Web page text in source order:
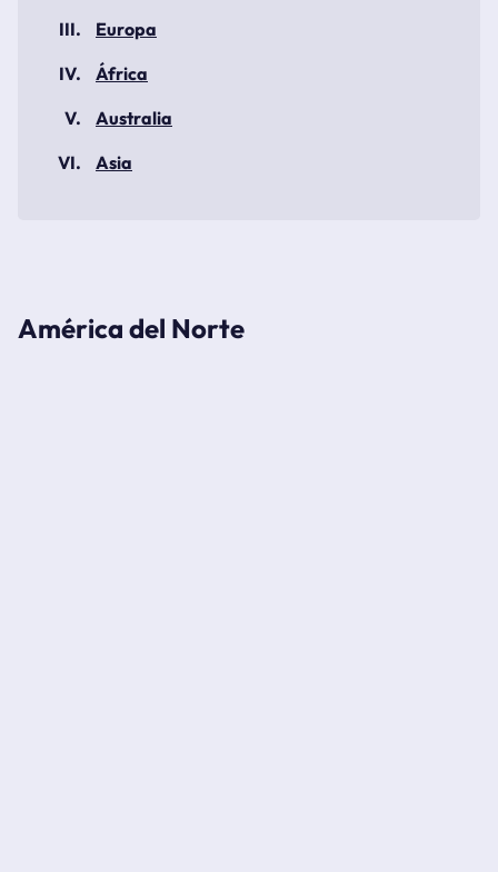
Europa
África
Australia
Asia
América del Norte